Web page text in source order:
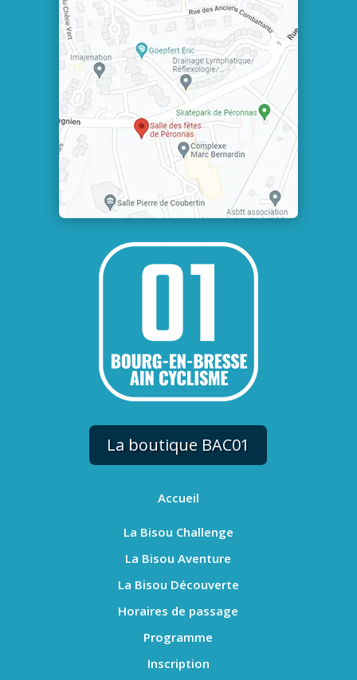
La boutique BAC01
Accueil
La Bisou Challenge
La Bisou Aventure
La Bisou Découverte
Horaires de passage
Programme
Inscription